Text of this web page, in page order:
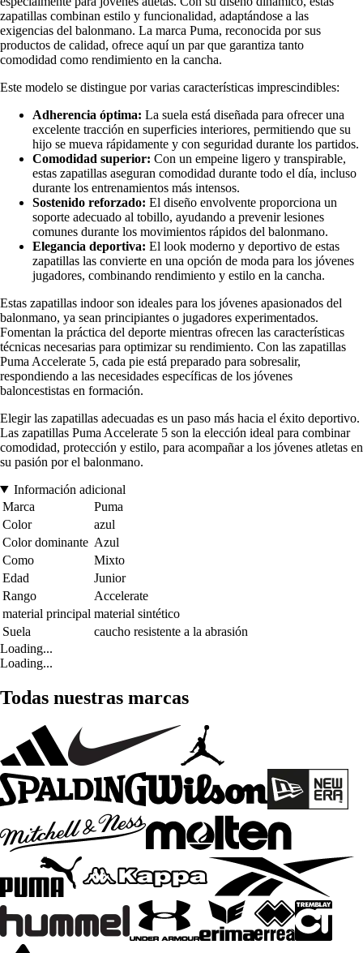
zapatillas combinan estilo y funcionalidad, adaptándose a las
exigencias del balonmano. La marca Puma, reconocida por sus
productos de calidad, ofrece aquí un par que garantiza tanto
comodidad como rendimiento en la cancha.
Este modelo se distingue por varias características imprescindibles:
Adherencia óptima: La suela está diseñada para ofrecer una
excelente tracción en superficies interiores, permitiendo que su
hijo se mueva rápidamente y con seguridad durante los partidos.
Comodidad superior: Con un empeine ligero y transpirable,
estas zapatillas aseguran comodidad durante todo el día, incluso
durante los entrenamientos más intensos.
Sostenido reforzado: El diseño envolvente proporciona un
soporte adecuado al tobillo, ayudando a prevenir lesiones
comunes durante los movimientos rápidos del balonmano.
Elegancia deportiva: El look moderno y deportivo de estas
zapatillas las convierte en una opción de moda para los jóvenes
jugadores, combinando rendimiento y estilo en la cancha.
Estas zapatillas indoor son ideales para los jóvenes apasionados del
balonmano, ya sean principiantes o jugadores experimentados.
Fomentan la práctica del deporte mientras ofrecen las características
técnicas necesarias para optimizar su rendimiento. Con las zapatillas
Puma Accelerate 5, cada pie está preparado para sobresalir,
respondiendo a las necesidades específicas de los jóvenes
baloncestistas en formación.
Elegir las zapatillas adecuadas es un paso más hacia el éxito deportivo.
Las zapatillas Puma Accelerate 5 son la elección ideal para combinar
comodidad, protección y estilo, para acompañar a los jóvenes atletas en
su pasión por el balonmano.
Información adicional
Marca
Puma
Color
azul
Color dominante Azul
Como
Mixto
Edad
Junior
Rango
Accelerate
material principal material sintético
Suela
caucho resistente a la abrasión
Loading...
Loading...
Todas nuestras marcas